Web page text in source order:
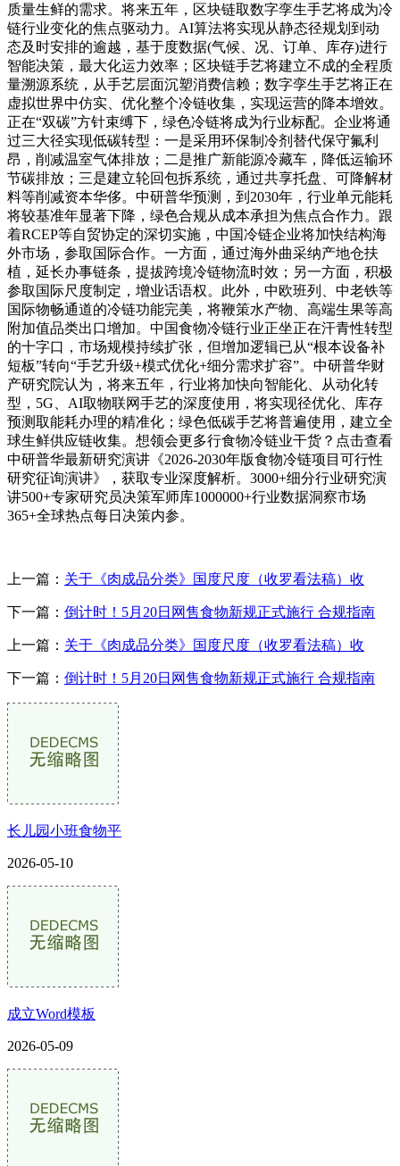
质量生鲜的需求。将来五年，区块链取数字孪生手艺将成为冷
链行业变化的焦点驱动力。AI算法将实现从静态径规划到动
态及时安排的逾越，基于度数据(气候、况、订单、库存)进行
智能决策，最大化运力效率；区块链手艺将建立不成的全程质
量溯源系统，从手艺层面沉塑消费信赖；数字孪生手艺将正在
虚拟世界中仿实、优化整个冷链收集，实现运营的降本增效。
正在“双碳”方针束缚下，绿色冷链将成为行业标配。企业将通
过三大径实现低碳转型：一是采用环保制冷剂替代保守氟利
昂，削减温室气体排放；二是推广新能源冷藏车，降低运输环
节碳排放；三是建立轮回包拆系统，通过共享托盘、可降解材
料等削减资本华侈。中研普华预测，到2030年，行业单元能耗
将较基准年显著下降，绿色合规从成本承担为焦点合作力。跟
着RCEP等自贸协定的深切实施，中国冷链企业将加快结构海
外市场，参取国际合作。一方面，通过海外曲采纳产地仓扶
植，延长办事链条，提拔跨境冷链物流时效；另一方面，积极
参取国际尺度制定，增业话语权。此外，中欧班列、中老铁等
国际物畅通道的冷链功能完美，将鞭策水产物、高端生果等高
附加值品类出口增加。中国食物冷链行业正坐正在汗青性转型
的十字口，市场规模持续扩张，但增加逻辑已从“根本设备补
短板”转向“手艺升级+模式优化+细分需求扩容”。中研普华财
产研究院认为，将来五年，行业将加快向智能化、从动化转
型，5G、AI取物联网手艺的深度使用，将实现径优化、库存
预测取能耗办理的精准化；绿色低碳手艺将普遍使用，建立全
球生鲜供应链收集。想领会更多行食物冷链业干货？点击查看
中研普华最新研究演讲《2026-2030年版食物冷链项目可行性
研究征询演讲》，获取专业深度解析。3000+细分行业研究演
讲500+专家研究员决策军师库1000000+行业数据洞察市场
365+全球热点每日决策内参。
上一篇： 关于《肉成品分类》国度尺度（收罗看法稿）收
下一篇： 倒计时！5月20日网售食物新规正式施行 合规指南
上一篇： 关于《肉成品分类》国度尺度（收罗看法稿）收
下一篇： 倒计时！5月20日网售食物新规正式施行 合规指南
长儿园小班食物平
2026-05-10
成立Word模板
2026-05-09